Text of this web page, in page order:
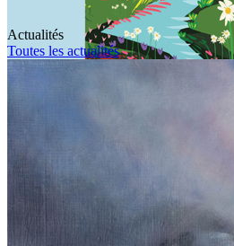
"Paysages du futur"
A quoi ressemblera le paysage alpin en
Découvrez l'exposition des travaux
au 30 août au Moulin de Carra, Ville-la-
En savoir +
Actualités
Toutes les actualités